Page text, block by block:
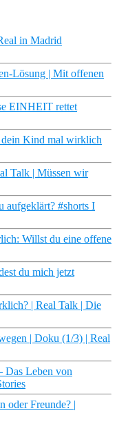
in Madrid
Lösung | Mit offenen
EINHEIT rettet
dein Kind mal wirklich
Talk | Müssen wir
aufgeklärt? #shorts I
Willst du eine offene
du mich jetzt
| Real Talk | Die
| Doku (1/3) | Real
Das Leben von
oder Freunde? |